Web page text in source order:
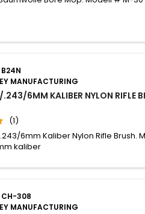
B24N
MANUFACTURING
6MM KALIBER NYLON RIFLE
(1)
6mm Kaliber Nylon Rifle Brush.
kaliber
CH-308
MANUFACTURING